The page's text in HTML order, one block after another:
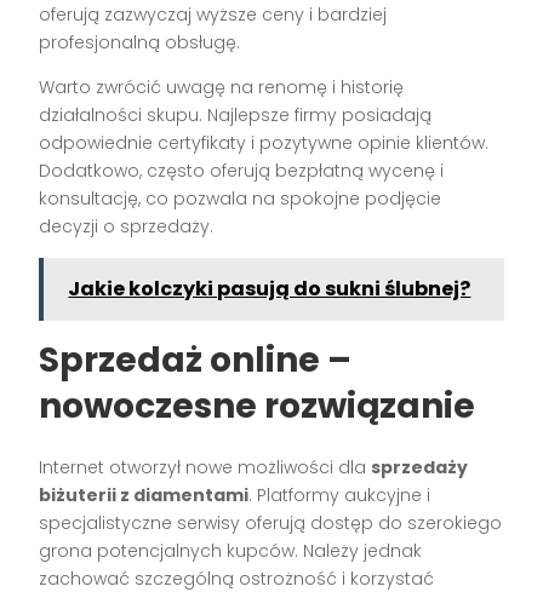
oferują zazwyczaj wyższe ceny i bardziej
profesjonalną obsługę.
Warto zwrócić uwagę na renomę i historię
działalności skupu. Najlepsze firmy posiadają
odpowiednie certyfikaty i pozytywne opinie klientów.
Dodatkowo, często oferują bezpłatną wycenę i
konsultację, co pozwala na spokojne podjęcie
decyzji o sprzedaży.
Jakie kolczyki pasują do sukni ślubnej?
Sprzedaż online –
nowoczesne rozwiązanie
Internet otworzył nowe możliwości dla sprzedaży
biżuterii z diamentami. Platformy aukcyjne i
specjalistyczne serwisy oferują dostęp do szerokiego
grona potencjalnych kupców. Należy jednak
zachować szczególną ostrożność i korzystać